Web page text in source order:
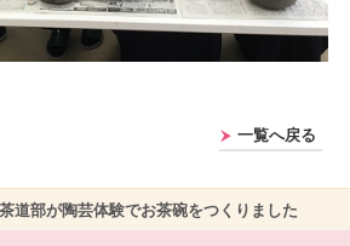
一覧へ戻る
茶道部が陶芸体験でお茶碗をつくりました